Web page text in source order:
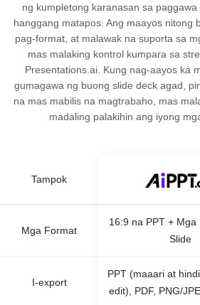
ng kumpletong karanasan sa
hanggang matapos. Ang maayos nitong
pag-format, at malawak na suporta sa
mas malaking kontrol kumpara sa
Presentations.ai. Kung nag-aayos ka
gumagawa ng buong slide deck agad,
na mas mabilis na magtrabaho, mas
madaling palakihin ang iyong
Tampok
Mga Format
16:9 na PPT + Mga
Slide
I-export
PPT (maaari at
edit), PDF, PNG/